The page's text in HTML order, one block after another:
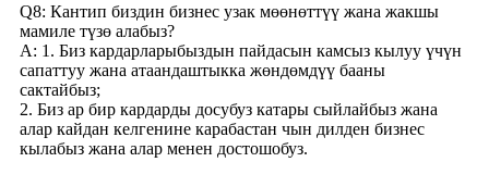
Q8: Кантип биздин бизнес узак мөөнөттүү жана жакшы
мамиле түзө алабыз?
A: 1. Биз кардарларыбыздын пайдасын камсыз кылуу үчүн
сапаттуу жана атаандаштыкка жөндөмдүү бааны
сактайбыз;
2. Биз ар бир кардарды досубуз катары сыйлайбыз жана
алар кайдан келгенине карабастан чын дилден бизнес
кылабыз жана алар менен достошобуз.